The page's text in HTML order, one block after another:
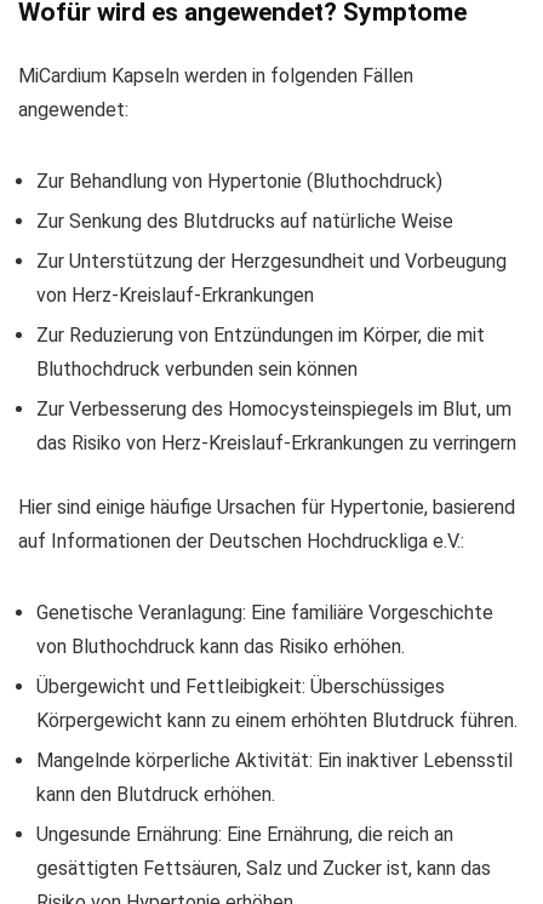
Wofür wird es angewendet? Symptome
MiCardium Kapseln werden in folgenden Fällen
angewendet:
Zur Behandlung von Hypertonie (Bluthochdruck)
Zur Senkung des Blutdrucks auf natürliche Weise
Zur Unterstützung der Herzgesundheit und Vorbeugung
von Herz-Kreislauf-Erkrankungen
Zur Reduzierung von Entzündungen im Körper, die mit
Bluthochdruck verbunden sein können
Zur Verbesserung des Homocysteinspiegels im Blut, um
das Risiko von Herz-Kreislauf-Erkrankungen zu verringern
Hier sind einige häufige Ursachen für Hypertonie, basierend
auf Informationen der Deutschen Hochdruckliga e.V.:
Genetische Veranlagung: Eine familiäre Vorgeschichte
von Bluthochdruck kann das Risiko erhöhen.
Übergewicht und Fettleibigkeit: Überschüssiges
Körpergewicht kann zu einem erhöhten Blutdruck führen.
Mangelnde körperliche Aktivität: Ein inaktiver Lebensstil
kann den Blutdruck erhöhen.
Ungesunde Ernährung: Eine Ernährung, die reich an
gesättigten Fettsäuren, Salz und Zucker ist, kann das